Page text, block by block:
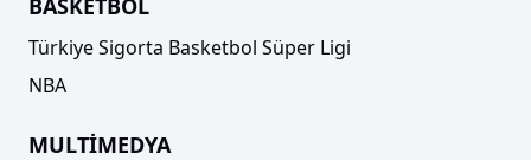
Türkiye Sigorta Basketbol Süper Ligi
NBA
MULTİMEDYA